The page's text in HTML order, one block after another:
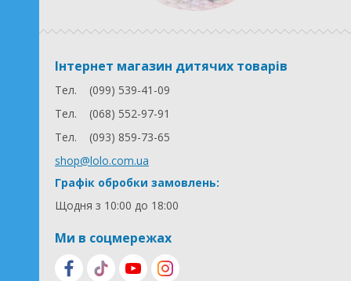
Інтернет магазин дитячих товарів
Тел.
(099) 539-41-09
Тел.
(068) 552-97-91
Тел.
(093) 859-73-65
shop@lolo.com.ua
Графік обробки замовлень:
Щодня з 10:00 до 18:00
Ми в соцмережах